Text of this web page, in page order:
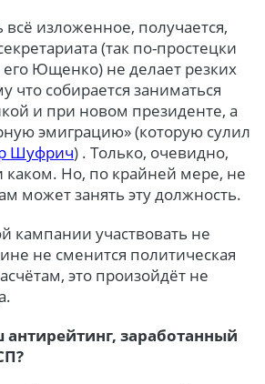
изложенное, получается,
(так по-простецки
его Ющенко) не делает резких
что собирается заниматься
и при новом президенте, а
эмиграцию» (которую сулил
Шуфрич) . Только, очевидно,
каком. Но, по крайней мере, не
может занять эту должность.
кампании участвовать не
не сменится политическая
это произойдёт не
заработанный